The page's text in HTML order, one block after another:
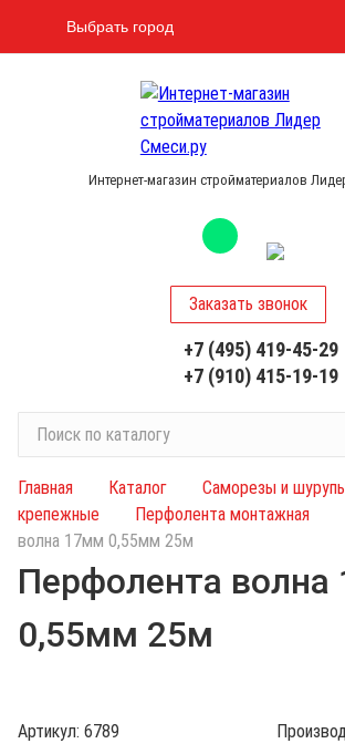
Выбрать город
Интернет-магазин стройматериалов
и
а
о
Заказать звонок
+7 (495) 419-45-29
+7 (910) 415-19-19
Главная Каталог Саморезы и
крепежные
Перфолента монтажная
волна 17мм 0,55мм 25м
Перфолента
0,55мм 25м
Артикул: 6789